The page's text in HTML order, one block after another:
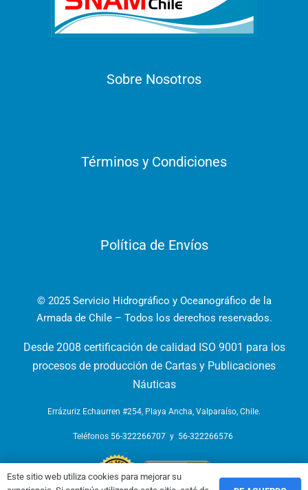
Sobre Nosotros
Términos y Condiciones
Política de Envíos
© 2025 Servicio Hidrográfico y Oceanográfico de la
Armada de Chile – Todos los derechos reservados.
Desde 2008 certificación de calidad ISO 9001 para los
procesos de producción de Cartas y Publicaciones
Náuticas
Errázuriz Echaurren #254, Playa Ancha, Valparaíso, Chile.
Teléfonos 56-322266707 y 56-322266576
Este sitio web utiliza cookies para mejorar su